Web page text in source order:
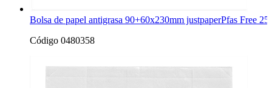
Bolsa de papel antigrasa 90+60x230mm justpaperPfas Free
Código 0480358